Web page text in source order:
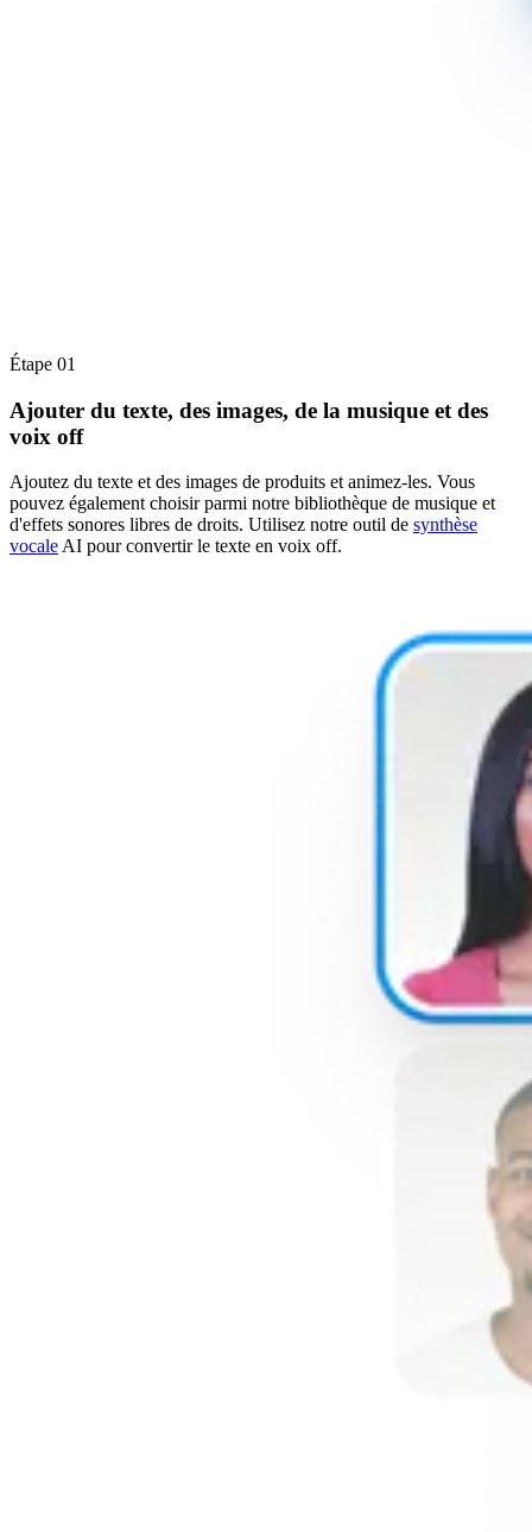
Étape 01
Ajouter du texte, des images, de la musique et des
voix off
Ajoutez du texte et des images de produits et animez-les. Vous
pouvez également choisir parmi notre bibliothèque de musique et
d'effets sonores libres de droits. Utilisez notre outil de synthèse
vocale AI pour convertir le texte en voix off.